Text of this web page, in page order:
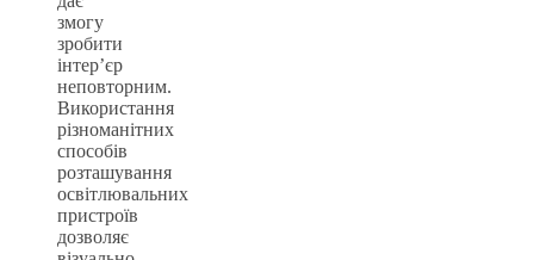
змогу
зробити
інтер’єр
неповторним.
Використання
різноманітних
способів
розташування
освітлювальних
пристроїв
дозволяє